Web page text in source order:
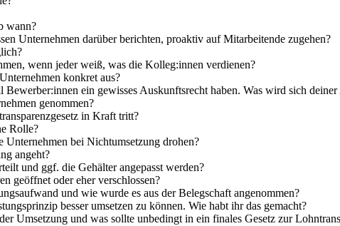
wann?
Unternehmen darüber berichten, proaktiv auf Mitarbeitende zugehen?
wenn jeder weiß, was die Kolleg:innen verdienen?
konkret aus?
ein gewisses Auskunftsrecht haben. Was wird sich
genommen?
in Kraft tritt?
Rolle?
bei Nichtumsetzung drohen?
angeht?
und ggf. die Gehälter angepasst werden?
geöffnet oder eher verschlossen?
und wie wurde es aus der Belegschaft angenommen?
besser umsetzen zu können. Wie habt ihr das gemacht?
Umsetzung und was sollte unbedingt in ein finales Gesetz zur